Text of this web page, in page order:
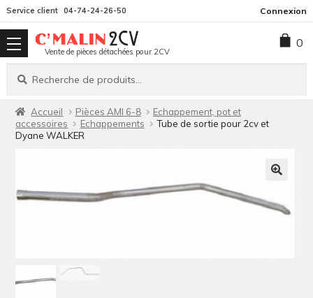
la
navigation
contenu
Service client 04-74-24-26-50 Connexion
Vente de pièces détachées pour 2CV
Recherche
Recherche
0
Accueil Pièces AMI 6-8
Echappement, pot et
accessoires
Echappements
Tube de sortie pour 2cv et
Dyane WALKER